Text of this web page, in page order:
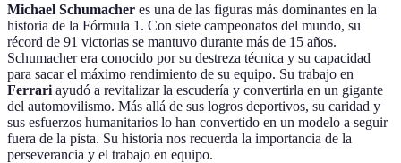
Michael Schumacher es una de las figuras más dominantes en la
historia de la Fórmula 1. Con siete campeonatos del mundo, su
récord de 91 victorias se mantuvo durante más de 15 años.
Schumacher era conocido por su destreza técnica y su capacidad
para sacar el máximo rendimiento de su equipo. Su trabajo en
Ferrari ayudó a revitalizar la escudería y convertirla en un gigante
del automovilismo. Más allá de sus logros deportivos, su caridad y
sus esfuerzos humanitarios lo han convertido en un modelo a seguir
fuera de la pista. Su historia nos recuerda la importancia de la
perseverancia y el trabajo en equipo.